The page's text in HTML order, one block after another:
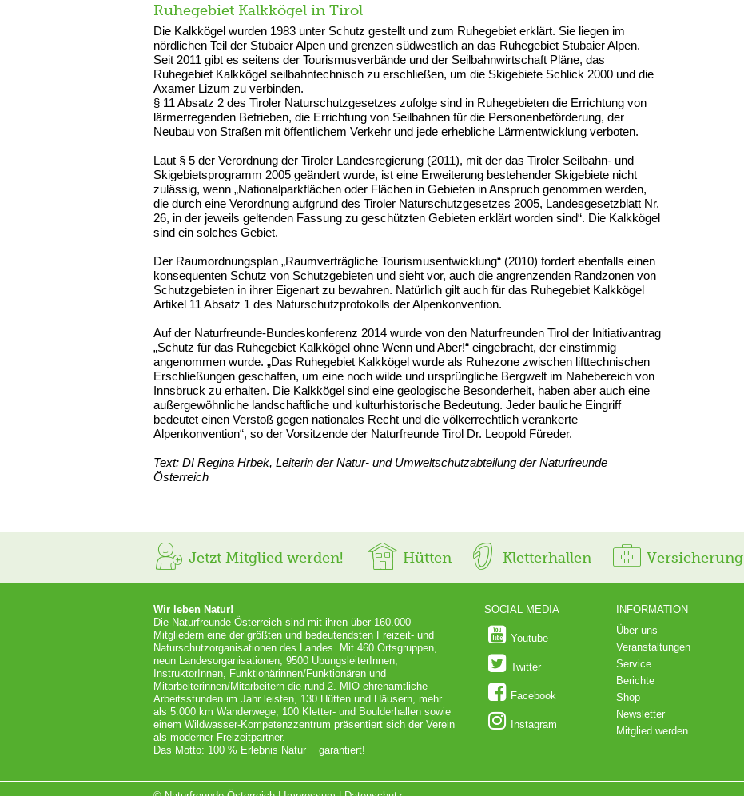
Ruhegebiet Kalkkögel in Tirol
Die Kalkkögel wurden 1983 unter Schutz gestellt und zum Ruhegebiet erklärt. Sie liegen im
nördlichen Teil der Stubaier Alpen und grenzen südwestlich an das Ruhegebiet Stubaier Alpen.
Seit 2011 gibt es seitens der Tourismusverbände und der Seilbahnwirtschaft Pläne, das
Ruhegebiet Kalkkögel seilbahntechnisch zu erschließen, um die Skigebiete Schlick 2000 und die
Axamer Lizum zu verbinden.
§ 11 Absatz 2 des Tiroler Naturschutzgesetzes zufolge sind in Ruhegebieten die Errichtung von
lärmerregenden Betrieben, die Errichtung von Seilbahnen für die Personenbeförderung, der
Neubau von Straßen mit öffentlichem Verkehr und jede erhebliche Lärmentwicklung verboten.
Laut § 5 der Verordnung der Tiroler Landesregierung (2011), mit der das Tiroler Seilbahn- und
Skigebietsprogramm 2005 geändert wurde, ist eine Erweiterung bestehender Skigebiete nicht
zulässig, wenn „Nationalparkflächen oder Flächen in Gebieten in Anspruch genommen werden,
die durch eine Verordnung aufgrund des Tiroler Naturschutzgesetzes 2005, Landesgesetzblatt Nr.
26, in der jeweils geltenden Fassung zu geschützten Gebieten erklärt worden sind“. Die Kalkkögel
sind ein solches Gebiet.
Der Raumordnungsplan „Raumverträgliche Tourismusentwicklung“ (2010) fordert ebenfalls einen
konsequenten Schutz von Schutzgebieten und sieht vor, auch die angrenzenden Randzonen von
Schutzgebieten in ihrer Eigenart zu bewahren. Natürlich gilt auch für das Ruhegebiet Kalkkögel
Artikel 11 Absatz 1 des Naturschutzprotokolls der Alpenkonvention.
Auf der Naturfreunde-Bundeskonferenz 2014 wurde von den Naturfreunden Tirol der Initiativantrag
„Schutz für das Ruhegebiet Kalkkögel ohne Wenn und Aber!“ eingebracht, der einstimmig
angenommen wurde. „Das Ruhegebiet Kalkkögel wurde als Ruhezone zwischen lifttechnischen
Erschließungen geschaffen, um eine noch wilde und ursprüngliche Bergwelt im Nahebereich von
Innsbruck zu erhalten. Die Kalkkögel sind eine geologische Besonderheit, haben aber auch eine
außergewöhnliche landschaftliche und kulturhistorische Bedeutung. Jeder bauliche Eingriff
bedeutet einen Verstoß gegen nationales Recht und die völkerrechtlich verankerte
Alpenkonvention“, so der Vorsitzende der Naturfreunde Tirol Dr. Leopold Füreder.
Text: DI Regina Hrbek, Leiterin der Natur- und Umweltschutzabteilung der Naturfreunde
Österreich
Jetzt Mitglied werden! Hütten Kletterhallen Versicherung
Wir leben Natur!
Die Naturfreunde Österreich sind mit ihren über 160.000
Mitgliedern eine der größten und bedeutendsten Freizeit- und
Naturschutzorganisationen des Landes. Mit 460 Ortsgruppen,
neun Landesorganisationen, 9500 ÜbungsleiterInnen,
InstruktorInnen, Funktionärinnen/Funktionären und
Mitarbeiterinnen/Mitarbeitern die rund 2. MIO ehrenamtliche
Arbeitsstunden im Jahr leisten, 130 Hütten und Häusern, mehr
als 5.000 km Wanderwege, 100 Kletter- und Boulderhallen sowie
einem Wildwasser-Kompetenzzentrum präsentiert sich der Verein
als moderner Freizeitpartner.
Das Motto: 100 % Erlebnis Natur − garantiert!
SOCIAL MEDIA
Youtube
Twitter
Facebook
Instagram
INFORMATION
Über uns
Veranstaltungen
Service
Berichte
Shop
Newsletter
Mitglied werden